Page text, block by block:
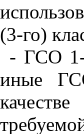
(3-го)
- ГСО 1-
иные